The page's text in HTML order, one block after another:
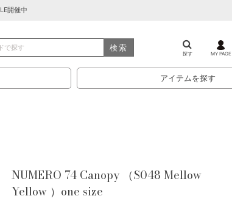
開催中
検索
探す MY PAGE
アイテムを探す
NUMERO 74 Canopy （S048 Mellow
Yellow ）one size